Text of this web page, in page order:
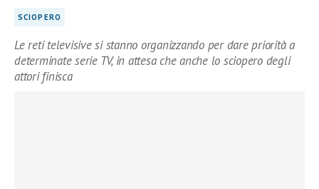
SCIOPERO
Le reti televisive si stanno organizzando per dare priorità a
determinate serie TV, in attesa che anche lo sciopero degli
attori finisca